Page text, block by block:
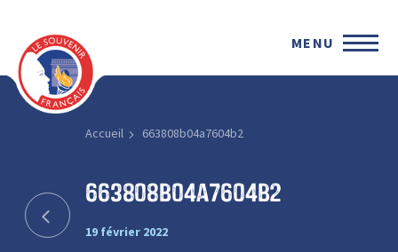
MENU
Accueil 663808b04a7604b2
663808b04a7604b2
19 février 2022